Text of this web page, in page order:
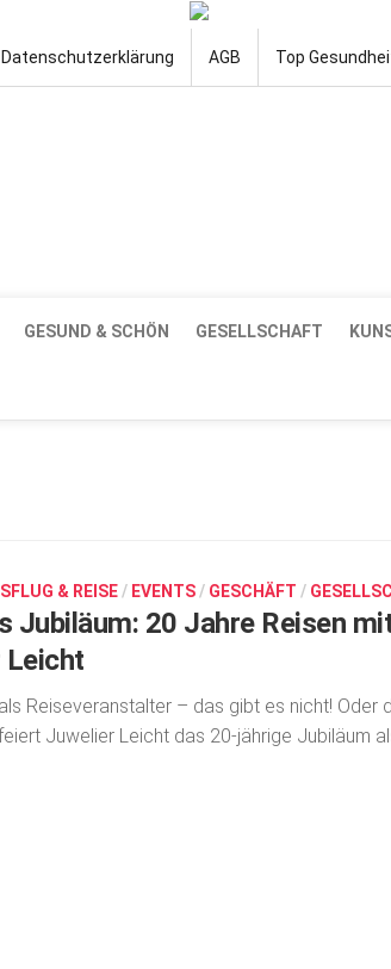
Datenschutzerklärung AGB Top
GESUND & SCHÖN GESELLSCHAFT
& REISE / EVENTS / GESCHÄFT /
Jubiläum: 20 Jahre Reisen
Leicht
Reiseveranstalter – das gibt es nicht! Oder
Juwelier Leicht das 20-jährige Jubiläum